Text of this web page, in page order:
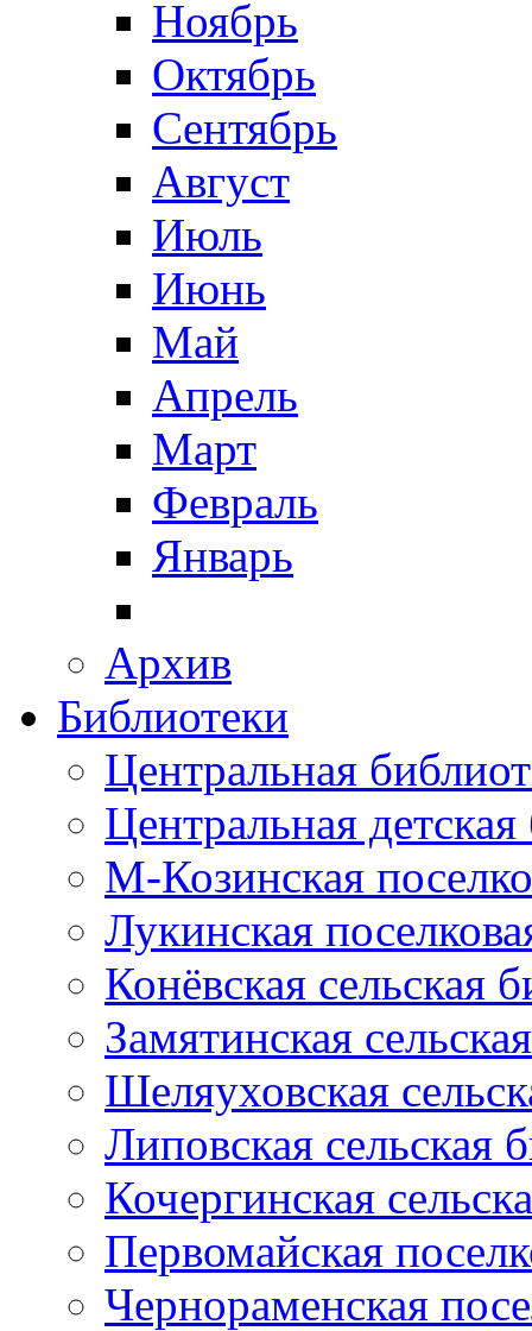
Ноябрь
Октябрь
Сентябрь
Август
Июль
Июнь
Май
Апрель
Март
Февраль
Январь
Архив
Библиотеки
Центральная
Центральная
М-Козинская
Лукинская
Конёвская сельская
Замятинская
Шеляуховская
Липовская сельская
Кочергинская
Первомайская
Чернораменская